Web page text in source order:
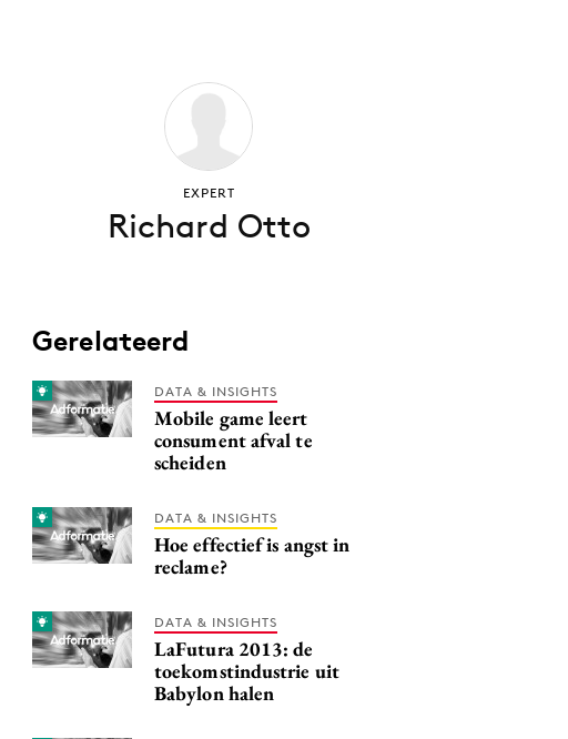
EXPERT
Richard Otto
Gerelateerd
DATA & INSIGHTS
Mobile game leert
consument afval te
scheiden
DATA & INSIGHTS
Hoe effectief is angst in
reclame?
DATA & INSIGHTS
LaFutura 2013: de
toekomstindustrie uit
Babylon halen